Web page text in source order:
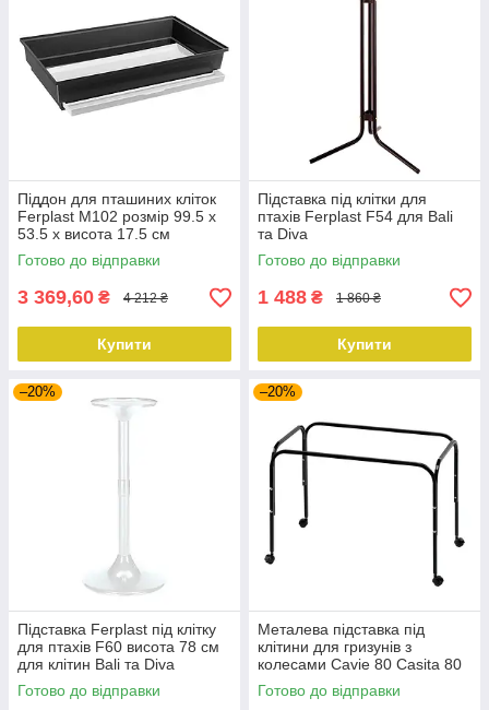
Піддон для пташиних кліток
Ferplast M102 розмір 99.5 x
53.5 x висота 17.5 см
Готово до відправки
3 369,60 ₴ 4 212 ₴
Купити
Підставка під клітки для
птахів Ferplast F54 для Bali
та Diva
Готово до відправки
1 488 ₴ 1 860 ₴
Купити
–20%
Підставка Ferplast під клітку
для птахів F60 висота 78 см
для клітин Bali та Diva
Готово до відправки
–20%
Металева підставка під
клітини для гризунів з
колесами Cavie 80 Casita 80
Criceti 15 Furat
73,5x44xh50cm
Готово до відправки